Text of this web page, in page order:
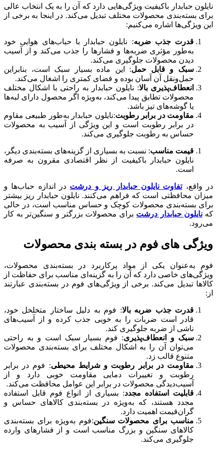
نایلون حبابدار باکیفیت ویژگی‌هایی دارد که آن را به یک انتخاب عالی
برای بسته‌بندی محصولات مختلف تبدیل می‌کند. در اینجا به برخی از
این ویژگی‌ها اشاره می‌کنیم:
قدرت جذب ضربه: نایلون حبابدار با حباب‌های هوایی خود
به‌طور مؤثری ضربه‌ها و فشارها را جذب می‌کند و از آسیب
دیدن محصولات جلوگیری می‌کند.
سبک و قابل حمل: این ماده بسیار سبک است، بنابراین
حمل‌ونقل آن آسان بوده و فضای کمتری را اشغال می‌کند.
انعطاف‌پذیری بالا: نایلون حبابدار به راحتی با اشکال مختلف
محصولات تطابق پیدا می‌کند، به‌ویژه اگر محصول دارای لبه‌ها
یا گوشه‌های تیز باشد.
مقاومت در برابر رطوبت:نایلون حبابدار به‌طور طبیعی مقاوم
در برابر رطوبت است و این ویژگی از آسیب به محصولات
حساس به رطوبت جلوگیری می‌کند.
قیمت مناسب: نسبت به بسیاری از گزینه‌های بسته‌بندی دیگر،
نایلون حبابدار باکیفیت از نظر اقتصادی مقرون به صرفه
است.
در واقع،تفاوت نایلون حبابدار ریز و درشت در اندازه حباب‌ها و
میزان محافظتی است که فراهم می‌کنند. نایلون حبابدار ریز بیشتر
برای بسته‌بندی محصولات کوچک و حساس مناسب است، در حالی
که نایلون حبابدار درشت برای محصولات بزرگتر و سنگین‌تر به کار
می‌رود.
ویژگی های فوم در بسته بندی محصولات
فوم به‌عنوان یکی از مواد پرکاربرد در بسته‌بندی محصولات،
ویژگی‌های خاصی دارد که آن را به گزینه‌ای مناسب برای حفاظت از
کالاها تبدیل می‌کند. برخی از ویژگی‌های فوم در بسته‌بندی عبارتند
از:
قدرت جذب ضربه بالا: فوم به دلیل ساختار متخلخل خود،
قادر است ضربات را به خوبی جذب کرده و از آسیب‌های
ناشی از ضربه جلوگیری کند.
سبک و انعطاف‌پذیری: فوم بسیار سبک است و به راحتی
می‌توان آن را به اشکال مختلف برای بسته‌بندی محصولات
متنوع قالب زد.
مقاومت در برابر رطوبت و شرایط محیطی: فوم در برابر
رطوبت و تغییرات دمایی مقاومت خوبی دارد و از
آسیب‌دیدگی محصولات در برابر این عوامل محافظت می‌کند.
قابلیت استفاده مجدد: بسیاری از انواع فوم قابل استفاده
مجدد هستند، که به‌ویژه در بسته‌بندی کالاهای حساس و
گران‌قیمت اهمیت دارد.
مناسب برای محصولات سنگین:فوم به‌ویژه برای بسته‌بندی
کالاهای سنگین و بزرگ مناسب است و از فشارهای وارده
جلوگیری می‌کند.